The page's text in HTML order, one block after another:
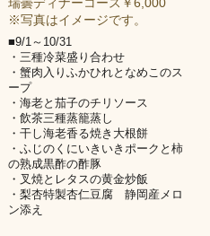
瑞曇ディナーコース￥6,000
※写真はイメージです。
■9/1～10/31
・三種冷菜盛り合わせ
・蟹肉入りふかひれとなめこのス
ープ
・海老と茄子のチリソース
・飲茶三種蒸籠蒸し
・干し海老香る焼き大根餅
・ふじのくにいきいきポークと柿
の熟成黒酢の酢豚
・叉焼とレタスの黄金炒飯
・梨杏特製杏仁豆腐 静岡産メロ
ン添え